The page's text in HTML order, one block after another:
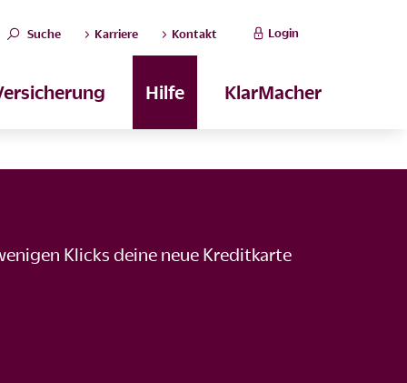
Suche Karriere Kontakt Login
Hilfe KlarMacher
Klicks deine neue Kreditkarte